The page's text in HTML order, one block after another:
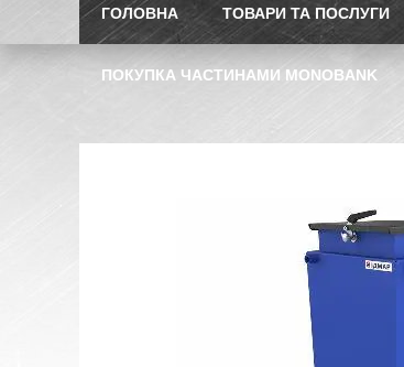
ГОЛОВНА ТОВАРИ ТА ПОСЛУГИ
ПОКУПКА ЧАСТИНАМИ MONOBANK